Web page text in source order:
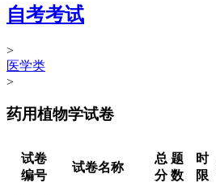
自考考试
>
医学类
>
药用植物学试卷
试卷
编号
试卷名称
总
分
题
数
时
限